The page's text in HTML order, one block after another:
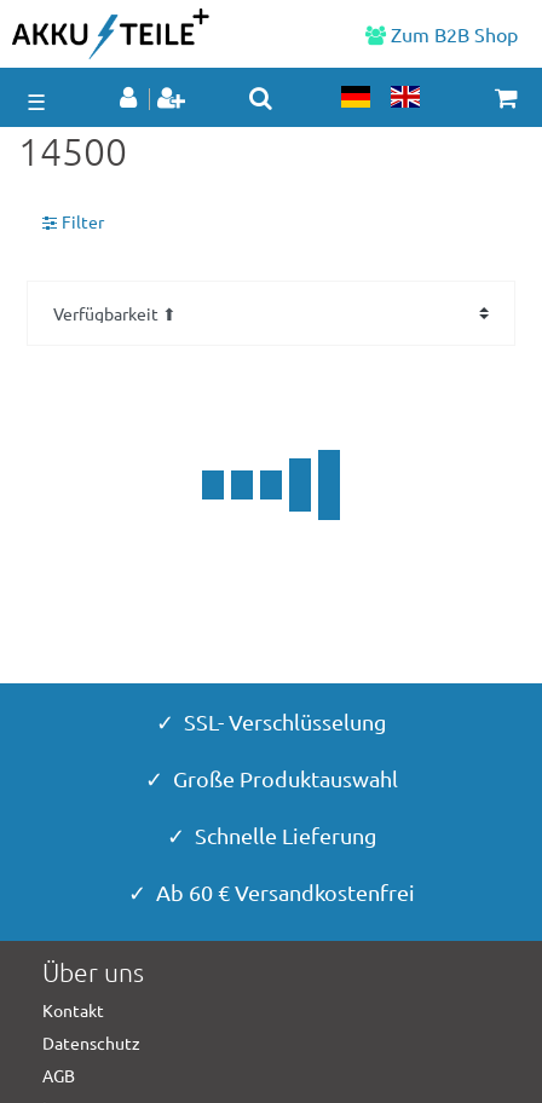
Zum B2B Shop
☰
14500
Filter
✓ SSL- Verschlüsselung
✓ Große Produktauswahl
✓ Schnelle Lieferung
✓ Ab 60 € Versandkostenfrei
Über uns
Kontakt
Datenschutz
AGB